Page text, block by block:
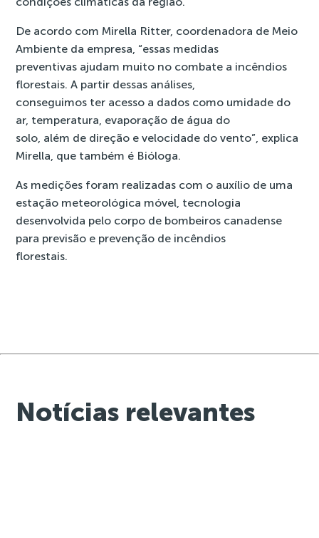
De acordo com Mirella Ritter, coordenadora de Meio
Ambiente da empresa, “essas medidas
preventivas ajudam muito no combate a incêndios
florestais. A partir dessas análises,
conseguimos ter acesso a dados como umidade do
ar, temperatura, evaporação de água do
solo, além de direção e velocidade do vento”, explica
Mirella, que também é Bióloga.
As medições foram realizadas com o auxílio de uma
estação meteorológica móvel, tecnologia
desenvolvida pelo corpo de bombeiros canadense
para previsão e prevenção de incêndios
florestais.
Notícias relevantes